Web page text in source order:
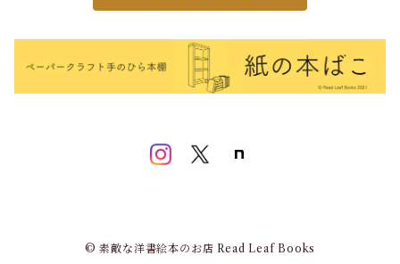
© 素敵な洋書絵本のお店 Read Leaf Books